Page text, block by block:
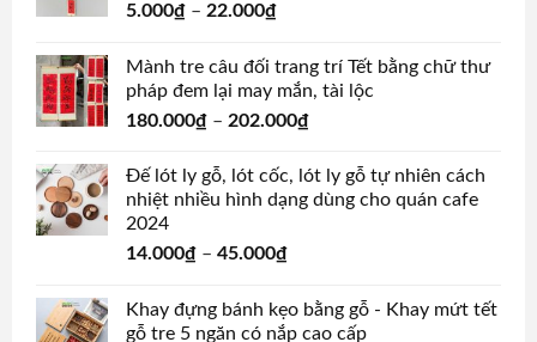
5.000₫ – 22.000₫
Mành tre câu đối trang trí Tết bằng chữ thư
pháp đem lại may mắn, tài lộc
180.000₫ – 202.000₫
Đế lót ly gỗ, lót cốc, lót ly gỗ tự nhiên cách
nhiệt nhiều hình dạng dùng cho quán cafe
2024
14.000₫ – 45.000₫
Khay đựng bánh kẹo bằng gỗ - Khay mứt tết
gỗ tre 5 ngăn có nắp cao cấp